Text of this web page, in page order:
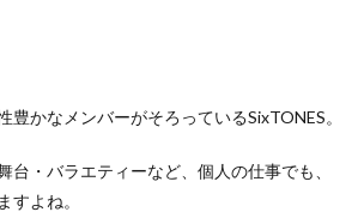
豊かなメンバーがそろっているSixTONES。
台・バラエティーなど、個人の仕事でも、
すよね。